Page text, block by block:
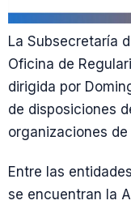
La Subsecretaría
Oficina de
dirigida por
de disposiciones
organizaciones
Entre las
se encuentran la